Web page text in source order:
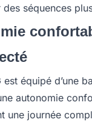
séquences
est équipé d’une
autonomie
une journée